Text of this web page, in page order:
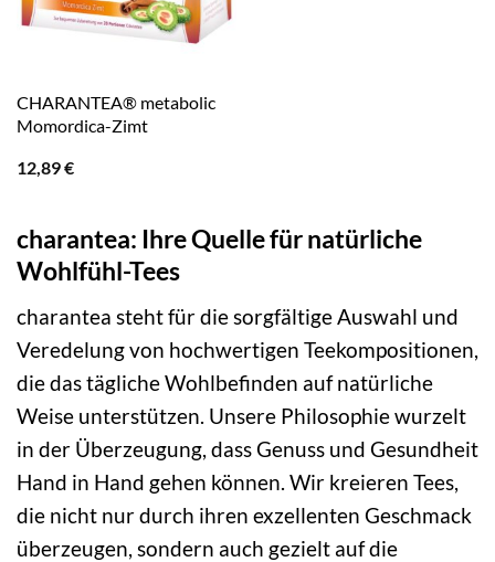
CHARANTEA® metabolic
Momordica-Zimt
12,89€
charantea: Ihre Quelle für natürliche
Wohlfühl-Tees
charantea steht für die sorgfältige Auswahl und
Veredelung von hochwertigen Teekompositionen,
die das tägliche Wohlbefinden auf natürliche
Weise unterstützen. Unsere Philosophie wurzelt
in der Überzeugung, dass Genuss und Gesundheit
Hand in Hand gehen können. Wir kreieren Tees,
die nicht nur durch ihren exzellenten Geschmack
überzeugen, sondern auch gezielt auf die